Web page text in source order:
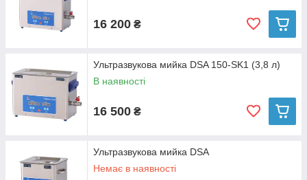
16 200 ₴
Ультразвукова мийка DSA 150-SK1 (3,8 л)
В наявності
16 500 ₴
Ультразвукова мийка DSA
Немає в наявності